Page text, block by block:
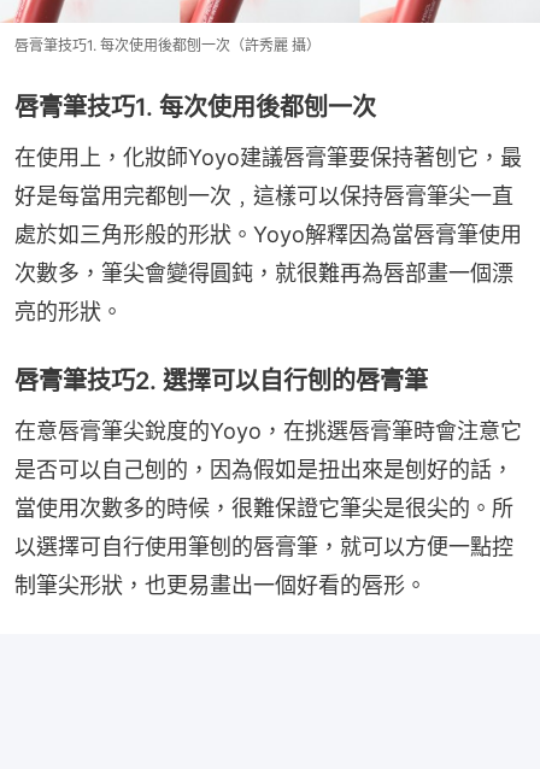
唇膏筆技巧1. 每次使用後都刨一次（許秀麗 攝）
唇膏筆技巧1. 每次使用後都刨一次
在使用上，化妝師Yoyo建議唇膏筆要保持著刨它，最
好是每當用完都刨一次﹐這樣可以保持唇膏筆尖一直
處於如三角形般的形狀。Yoyo解釋因為當唇膏筆使用
次數多，筆尖會變得圓鈍，就很難再為唇部畫一個漂
亮的形狀。
唇膏筆技巧2. 選擇可以自行刨的唇膏筆
在意唇膏筆尖銳度的Yoyo，在挑選唇膏筆時會注意它
是否可以自己刨的，因為假如是扭出來是刨好的話，
當使用次數多的時候，很難保證它筆尖是很尖的。所
以選擇可自行使用筆刨的唇膏筆，就可以方便一點控
制筆尖形狀，也更易畫出一個好看的唇形。